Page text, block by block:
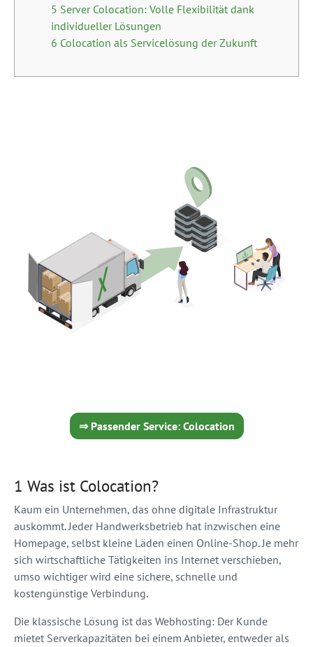
5 Server Colocation: Volle Flexibilität dank
individueller Lösungen
6 Colocation als Servicelösung der Zukunft
⇒ Passender Service: Colocation
1 Was ist Colocation?
Kaum ein Unternehmen, das ohne digitale Infrastruktur
auskommt. Jeder Handwerksbetrieb hat inzwischen eine
Homepage, selbst kleine Läden einen Online-Shop. Je mehr
sich wirtschaftliche Tätigkeiten ins Internet verschieben,
umso wichtiger wird eine sichere, schnelle und
kostengünstige Verbindung.
Die klassische Lösung ist das Webhosting: Der Kunde
mietet Serverkapazitäten bei einem Anbieter, entweder als